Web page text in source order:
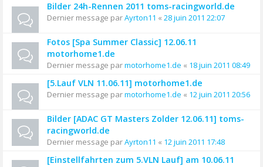
Bilder 24h-Rennen 2011 toms-racingworld.de
Dernier message parAyrton11 « 28 juin 2011 22:07
Fotos [Spa Summer Classic] 12.06.11
motorhome1.de
Dernier message parmotorhome1.de « 18 juin 2011 08:49
[5.Lauf VLN 11.06.11] motorhome1.de
Dernier message parmotorhome1.de « 12 juin 2011 20:56
Bilder [ADAC GT Masters Zolder 12.06.11] toms-
racingworld.de
Dernier message parAyrton11 « 12 juin 2011 17:48
[Einstellfahrten zum 5.VLN Lauf] am 10.06.11